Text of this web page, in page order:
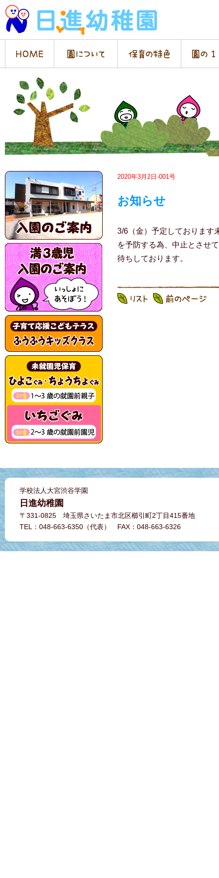
2020年3月2日-001号
お知らせ
3/6（金）予定しております
を予防する為、中止とさせ
待ちしております。
学校法人大宮渋谷学園
日進幼稚園
〒331-0825 埼玉県さいたま市北区櫛引町2丁目415番地
TEL：048-663-6350（代表） FAX：048-663-6326